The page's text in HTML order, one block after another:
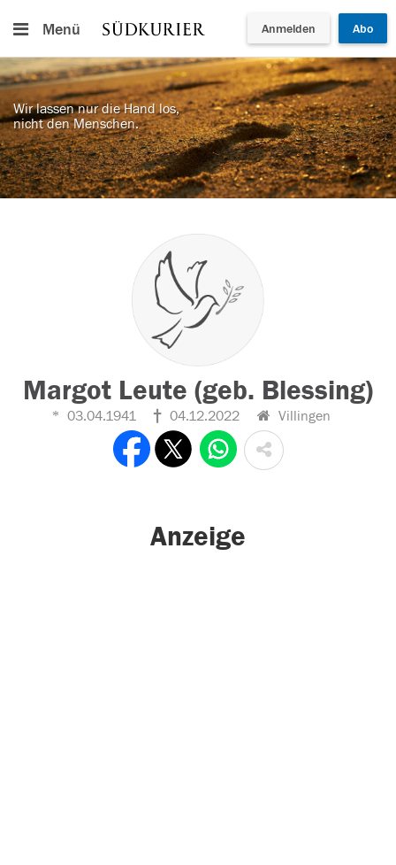
Menü Anmelden Abo
Wir lassen nur die Hand los,
nicht den Menschen.
Margot Leute (geb. Blessing)
03.04.1941 04.12.2022 Villingen
Anzeige